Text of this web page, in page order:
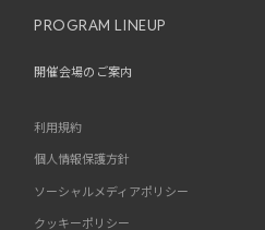
PROGRAM LINEUP
開催会場のご案内
利用規約
個人情報保護方針
ソーシャルメディアポリシー
クッキーポリシー